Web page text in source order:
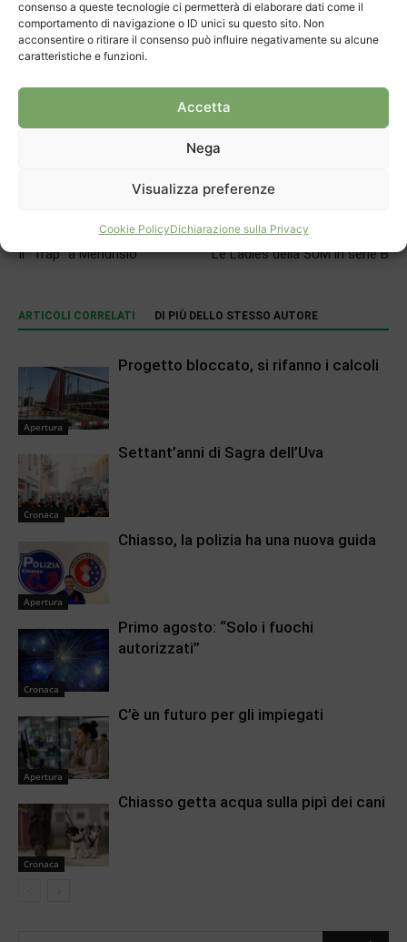
consenso a queste tecnologie ci permetterà di elaborare dati come il
comportamento di navigazione o ID unici su questo sito. Non
acconsentire o ritirare il consenso può influire negativamente su alcune
caratteristiche e funzioni.
Accetta
Nega
Visualizza preferenze
Cookie PolicyDichiarazione sulla Privacy
Articolo precedente
Il “Trap” a Mendrisio
Prossimo articolo
Le Ladies della SUM in serie B
ARTICOLI CORRELATI DI PIÙ DELLO STESSO AUTORE
Apertura
Progetto bloccato, si rifanno i calcoli
Cronaca
Settant’anni di Sagra dell’Uva
Apertura
Chiasso, la polizia ha una nuova guida
Cronaca
Primo agosto: “Solo i fuochi
autorizzati”
Apertura
C’è un futuro per gli impiegati
Cronaca
Chiasso getta acqua sulla pipì dei cani